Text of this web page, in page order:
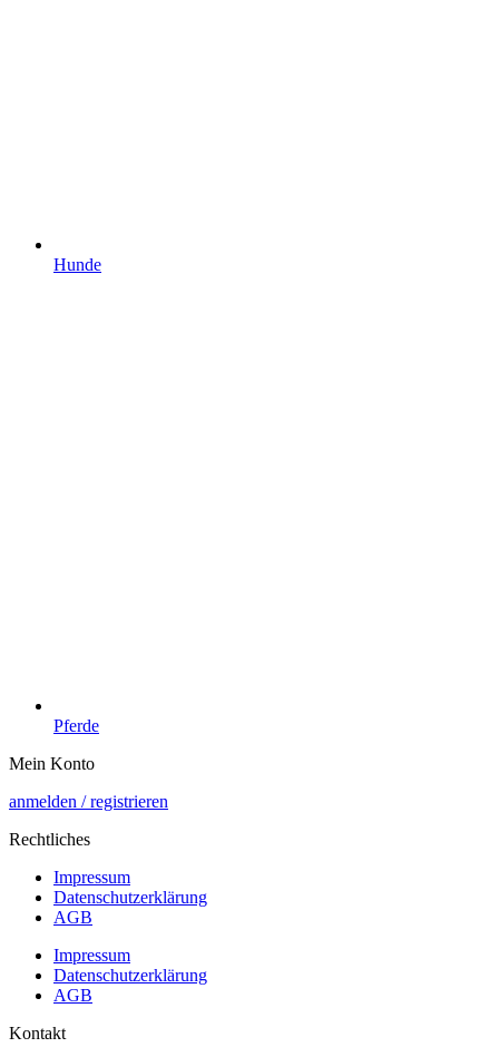
Hunde
Pferde
Mein Konto
anmelden / registrieren
Rechtliches
Impressum
Datenschutzerklärung
AGB
Impressum
Datenschutzerklärung
AGB
Kontakt